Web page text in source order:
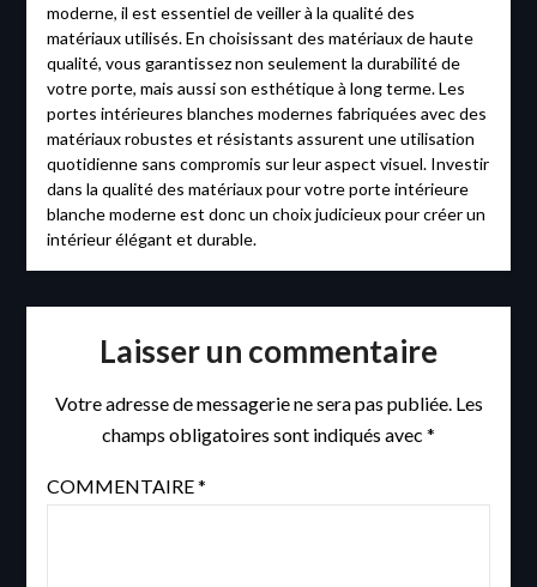
moderne, il est essentiel de veiller à la qualité des
matériaux utilisés. En choisissant des matériaux de haute
qualité, vous garantissez non seulement la durabilité de
votre porte, mais aussi son esthétique à long terme. Les
portes intérieures blanches modernes fabriquées avec des
matériaux robustes et résistants assurent une utilisation
quotidienne sans compromis sur leur aspect visuel. Investir
dans la qualité des matériaux pour votre porte intérieure
blanche moderne est donc un choix judicieux pour créer un
intérieur élégant et durable.
Laisser un commentaire
Votre adresse de messagerie ne sera pas publiée. Les
champs obligatoires sont indiqués avec *
COMMENTAIRE*